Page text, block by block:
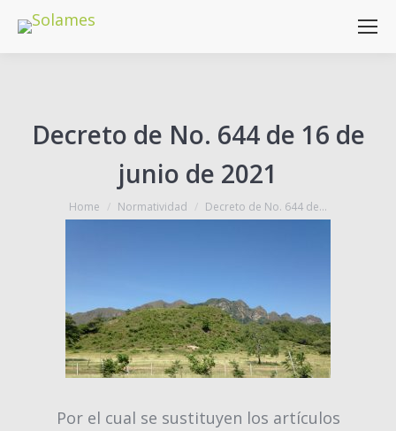
Decreto de No. 644 de 16 de
junio de 2021
You are here:
Home Normatividad Decreto de No. 644 de…
Por el cual se sustituyen los artículos